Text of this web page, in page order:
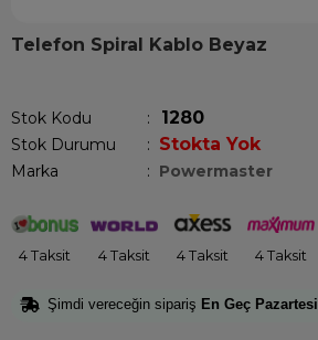
Telefon Spiral Kablo Beyaz
Son 12 saatte12 kişi sepetine ekledi!
Stok Kodu 1280
Stok Durumu : Stokta Yok
Marka : Powermaster
4 Taksit 4 Taksit 4 Taksit 4 Taksit
Şimdi vereceğin sipariş En Geç Pazartesi